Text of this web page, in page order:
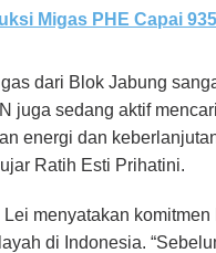
Migas PHE Capai
dari Blok Jabung
juga sedang aktif
energi dan
Ratih Esti Prihatini.
Lei menyatakan
di Indonesia.